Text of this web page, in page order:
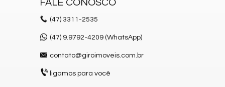
FALE CONOSCO
(47) 3311-2535
(47) 9.9792-4209 (WhatsApp)
contato@giroimoveis.com.br
ligamos para você